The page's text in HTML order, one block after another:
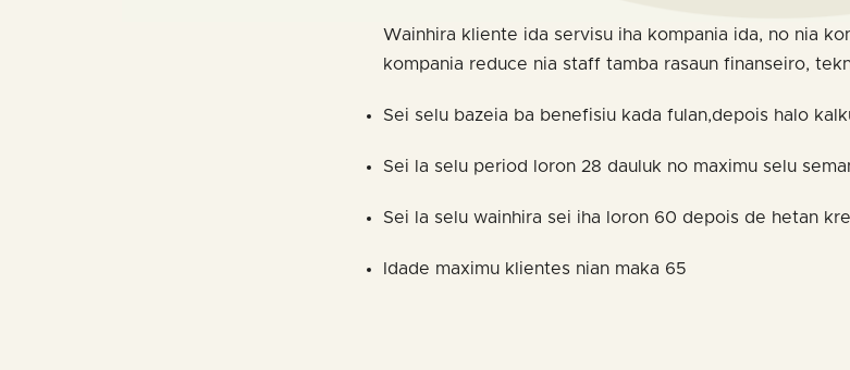
Wainhira kliente ida servisu iha kompania ida, no nia
kompania reduce nia staff tamba rasaun finanseiro,
Sei selu bazeia ba benefisiu kada fulan,depois halo
Sei la selu period loron 28 dauluk no maximu selu
Sei la selu wainhira sei iha loron 60 depois de hetan
Idade maximu klientes nian maka 65